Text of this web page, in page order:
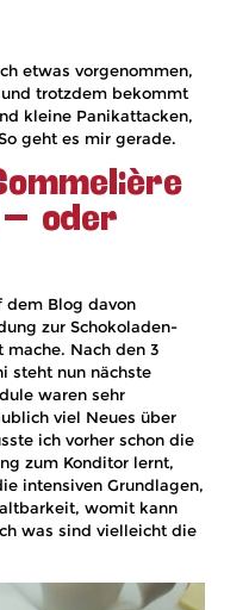
etwas vorgenommen,
trotzdem bekommt
kleine Panikattacken,
geht es mir gerade.
oder
dem Blog davon
zur Schokoladen-
Nach den 3
steht nun nächste
waren sehr
viel Neues über
ich vorher schon die
zum Konditor lernt,
intensiven Grundlagen,
womit kann
was sind vielleicht die